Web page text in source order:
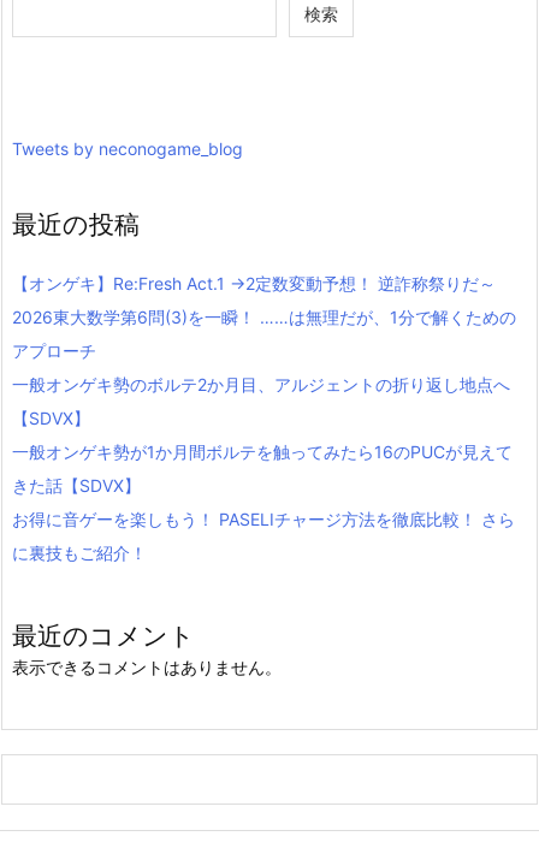
検索
Tweets by neconogame_blog
最近の投稿
【オンゲキ】Re:Fresh Act.1 →2定数変動予想！ 逆詐称祭りだ～
2026東大数学第6問(3)を一瞬！ ……は無理だが、1分で解くための
アプローチ
一般オンゲキ勢のボルテ2か月目、アルジェントの折り返し地点へ
【SDVX】
一般オンゲキ勢が1か月間ボルテを触ってみたら16のPUCが見えて
きた話【SDVX】
お得に音ゲーを楽しもう！ PASELIチャージ方法を徹底比較！ さら
に裏技もご紹介！
最近のコメント
表示できるコメントはありません。